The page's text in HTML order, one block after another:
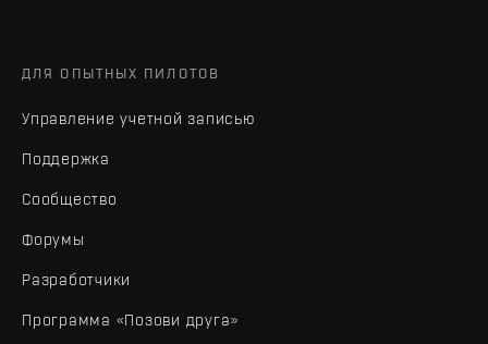
ДЛЯ ОПЫТНЫХ ПИЛОТОВ
Управление учетной записью
Поддержка
Сообщество
Форумы
Разработчики
Программа «Позови друга»